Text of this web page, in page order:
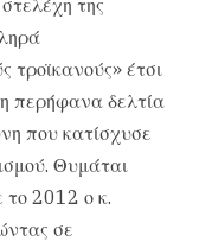
τροϊκανούς» έτσι
περήφανα δελτία
που κατίσχυσε
Θυμάται
το 2012 ο κ.
σε